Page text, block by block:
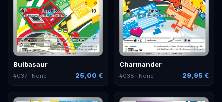
Bulbasaur
#037 · None 25,00 €
Charmander
#038 · None 29,95 €